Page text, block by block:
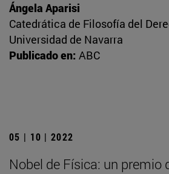
Ángela Aparisi
Catedrática de Filosofía del
Universidad de Navarra
Publicado en: ABC
05 | 10 | 2022
Nobel de Física: un premio